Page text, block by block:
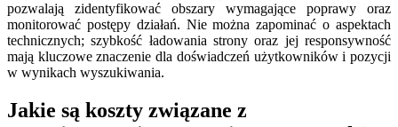
pozwalają zidentyfikować obszary wymagające poprawy oraz
monitorować postępy działań. Nie można zapominać o aspektach
technicznych; szybkość ładowania strony oraz jej responsywność
mają kluczowe znaczenie dla doświadczeń użytkowników i pozycji
w wynikach wyszukiwania.
Jakie są koszty związane z